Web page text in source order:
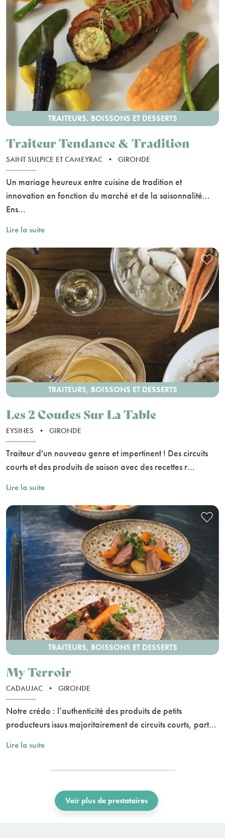
TRAITEURS, BOISSONS ET DESSERTS
Traiteur Tendance & Tradition
SAINT SULPICE ET CAMEYRAC • GIRONDE
Un mariage heureux entre cuisine de tradition et
innovation en fonction du marché et de la saisonnalité...
Ens...
Lire la suite
TRAITEURS, BOISSONS ET DESSERTS
Les 2 Coudes Sur La Table
EYSINES • GIRONDE
Traiteur d'un nouveau genre et impertinent ! Des circuits
courts et des produits de saison avec des recettes r...
Lire la suite
TRAITEURS, BOISSONS ET DESSERTS
My Terroir
CADAUJAC • GIRONDE
Notre crédo : l’authenticité des produits de petits
producteurs issus majoritairement de circuits courts, part...
Lire la suite
Voir plus de prestataires